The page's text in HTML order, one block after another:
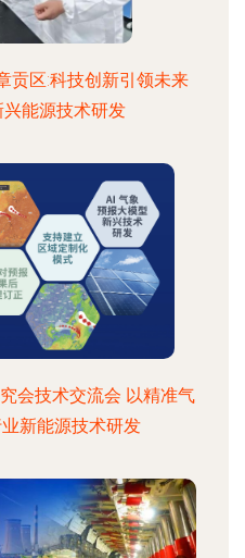
贡区:科技创新引领未来
能源技术研发
会技术交流会 以精准气
新能源技术研发